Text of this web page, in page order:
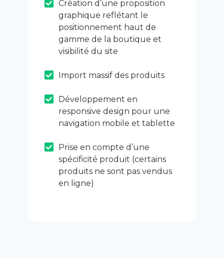
Création d’une proposition
graphique reflétant le
positionnement haut de
gamme de la boutique et
visibilité du site
Import massif des produits
Développement en
responsive design pour une
navigation mobile et tablette
Prise en compte d’une
spécificité produit (certains
produits ne sont pas vendus
en ligne)